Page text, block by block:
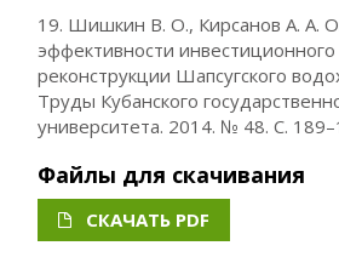
19. Шишкин В. О., Кирсанов А. А.
эффективности инвестиционного
реконструкции Шапсугского
Труды Кубанского
университета. 2014. № 48. С.
Файлы для скачивания
СКАЧАТЬ PDF